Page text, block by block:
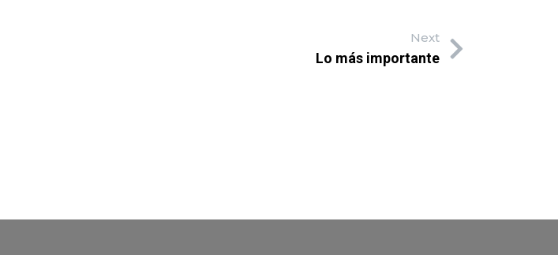
Next
Lo más importante